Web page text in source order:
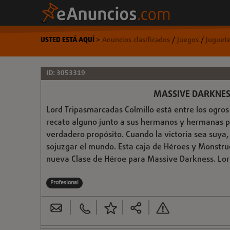
USTED ESTÁ AQUÍ> Anuncios clasificados/Juegos/
ID: 3053319
MASSIVE
Lord Tripasmarcadas Colmillo está entre los
recato alguno junto a sus hermanos y hermanas
verdadero propósito. Cuando la victoria sea
sojuzgar el mundo. Esta caja de Héroes y
nueva Clase de Héroe para Massive Darkness.
Profesional